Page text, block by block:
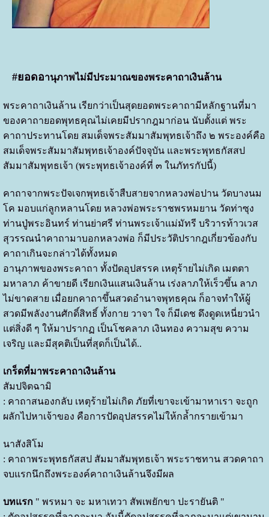
#ยอดอานุภาพไม่มีประมาณของพระคาถาเงินล้าน
พระคาถาเงินล้าน เรียกว่าเป็นสุดยอดพระคาถามีหลักฐานที่มา
ของคาถายอดพุทธคุณไม่เคยมีปรากฎมาก่อน นับตั้งแต่ พระ
คาถาประทานโดย สมเด็จพระสัมมาสัมพุทธเจ้าถึง ๒ พระองค์คือ
สมเด็จพระสัมมาสัมพุทธเจ้าองค์ปัจจุบัน และพระพุทธกัสสป
สัมมาสัมพุทธเจ้า (พระพุทธเจ้าองค์ที่ ๓ ในภัทรกัปนี้)
คาถาจากพระปัจเจกพุทธเจ้าสืบสายจากหลวงพ่อปาน วัดบางนม
โค มอบแก่ลูกหลานโดย หลวงพ่อพระราชพรหมยาน วัดท่าซุง
ท่านปู่พระอินทร์ ท่านย่าศรี ท่านพระเจ้าแม่มัทรี บริวารท้าวเวส
สุวรรณนำคาถามาบอกหลวงพ่อ ก็มีประวัติปรากฎเกี่ยวข้องกับ
คาถาเกินจะกล่าวได้ทั้งหมด
อานุภาพของพระคาถา ทั้งปัดอุปสรรค เหตุร้ายไม่เกิด เมตตา
มหาลาภ ค้าขายดี เรียกเงินแสนเงินล้าน เร่งลาภให้เร็วขึ้น ลาภ
ไม่ขาดสาย เมื่อยกคาถาขึ้นสวดอำนาจพุทธคุณ ก็อาจทำให้ผู้
สวดมีพลังงานศักดิ์สิทธิ์ ทั้งกาย วาจา ใจ ก็มีเดช ดึงดูดเหนี่ยวนำ
แต่สิ่งดี ๆ ให้มาปรากฏ เป็นโชคลาภ เงินทอง ความสุข ความ
เจริญ และมีสุคติเป็นที่สุดก็เป็นได้..
เกร็ดที่มาพระคาถาเงินล้าน
สัมปจิตฉามิ
: คาถาสนองกลับ เหตุร้ายไม่เกิด ภัยที่เขาจะเข้ามาหาเรา จะถูก
ผลักไปหาเจ้าของ คือการปัดอุปสรรคไม่ให้กล้ำกรายเข้ามา
นาสังสิโม
: คาถาพระพุทธกัสสป สัมมาสัมพุทธเจ้า พระราชทาน สวดคาถา
จบแรกนึกถึงพระองค์คาถาเงินล้านจึงมีผล
บทแรก" พรหมา จะ มหาเทวา สัพเพยักขา ปะรายันติ "